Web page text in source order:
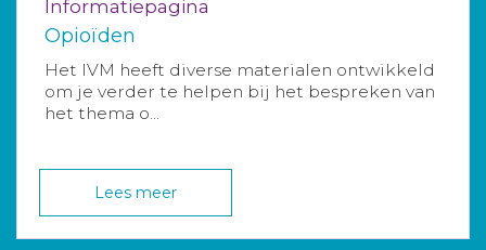
Informatiepagina
Opioïden
Het IVM heeft diverse materialen ontwikkeld
om je verder te helpen bij het bespreken van
het thema o...
Lees meer